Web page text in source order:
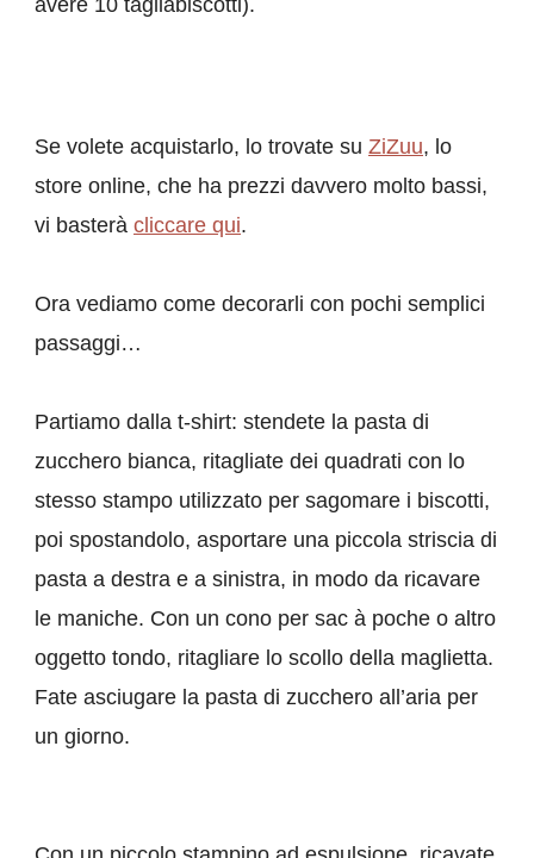
avere 10 tagliabiscotti).
Se volete acquistarlo, lo trovate su ZiZuu, lo
store online, che ha prezzi davvero molto bassi,
vi basterà cliccare qui.
Ora vediamo come decorarli con pochi semplici
passaggi…
Partiamo dalla t-shirt: stendete la pasta di
zucchero bianca, ritagliate dei quadrati con lo
stesso stampo utilizzato per sagomare i biscotti,
poi spostandolo, asportare una piccola striscia di
pasta a destra e a sinistra, in modo da ricavare
le maniche. Con un cono per sac à poche o altro
oggetto tondo, ritagliare lo scollo della maglietta.
Fate asciugare la pasta di zucchero all’aria per
un giorno.